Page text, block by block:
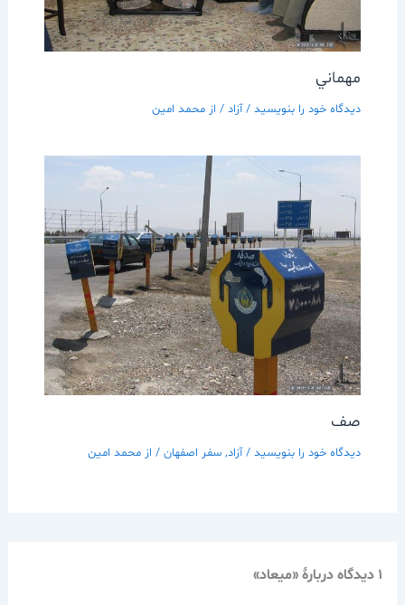
مهماني
دیدگاه‌ خود را بنویسید /آزاد/ از محمد امین
صف
دیدگاه‌ خود را بنویسید /آزاد, سفر اصفهان/ از محمد امین
1 دیدگاه دربارهٔ «ميعاد»